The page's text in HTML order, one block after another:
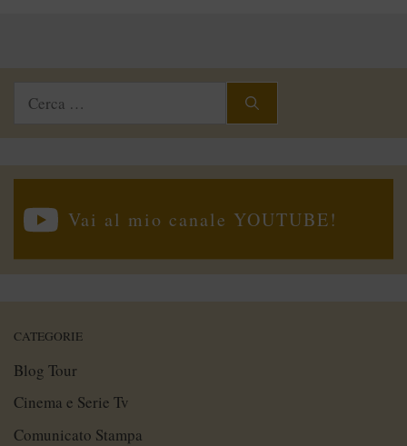
Ricerca
Vai al mio canale YOUTUBE!
CATEGORIE
Blog Tour
Cinema e Serie Tv
Comunicato Stampa